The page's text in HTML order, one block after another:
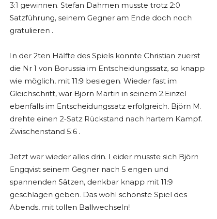
3:1 gewinnen. Stefan Dahmen musste trotz 2:0
Satzführung, seinem Gegner am Ende doch noch
gratulieren .
In der 2ten Hälfte des Spiels konnte Christian zuerst
die Nr 1 von Borussia im Entscheidungssatz, so knapp
wie möglich, mit 11:9 besiegen. Wieder fast im
Gleichschritt, war Björn Märtin in seinem 2.Einzel
ebenfalls im Entscheidungssatz erfolgreich. Björn M.
drehte einen 2-Satz Rückstand nach hartem Kampf.
Zwischenstand 5:6 .
Jetzt war wieder alles drin. Leider musste sich Björn
Engqvist seinem Gegner nach 5 engen und
spannenden Sätzen, denkbar knapp mit 11:9
geschlagen geben. Das wohl schönste Spiel des
Abends, mit tollen Ballwechseln!